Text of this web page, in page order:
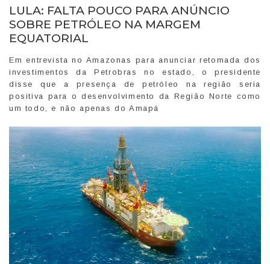
LULA: FALTA POUCO PARA ANÚNCIO
SOBRE PETRÓLEO NA MARGEM
EQUATORIAL
Em entrevista no Amazonas para anunciar retomada dos
investimentos da Petrobras no estado, o presidente
disse que a presença de petróleo na região seria
positiva para o desenvolvimento da Região Norte como
um todo, e não apenas do Amapá